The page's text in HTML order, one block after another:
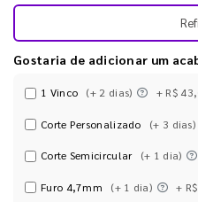
Gostaria de adicionar um
1 Vinco (+ 2 dias) + R$
Corte Personalizado (+ 3 dias)
Corte Semicircular (+ 1 dia)
Furo 4,7mm (+ 1 dia) +